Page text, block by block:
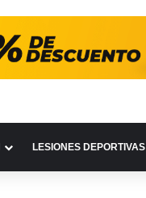
LESIONES DEPORTIVAS